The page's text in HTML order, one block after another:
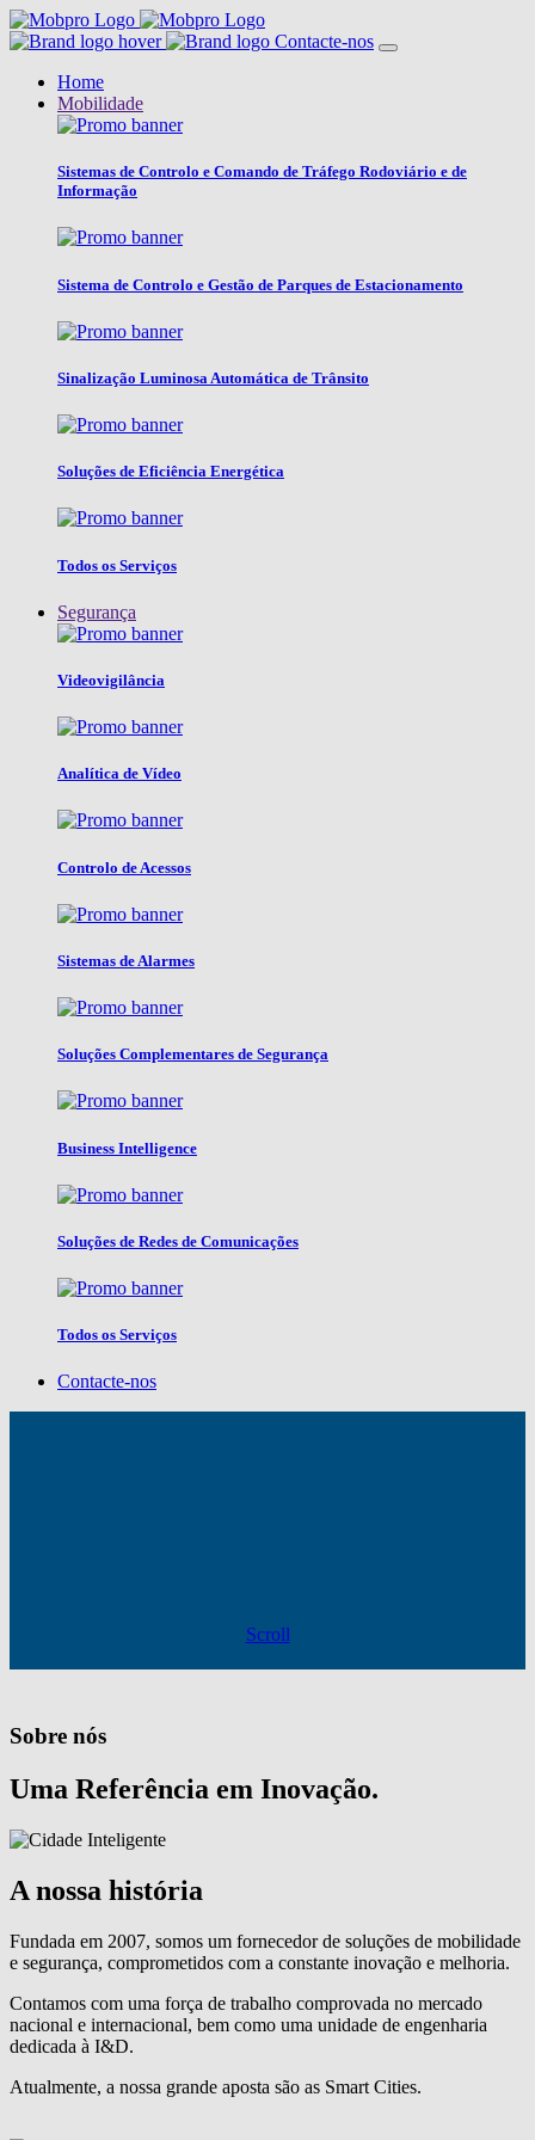
Contacte-nos
Home
Mobilidade
Sistemas de Controlo e Comando de Tráfego Rodoviário e de
Informação
Sistema de Controlo e Gestão de Parques de Estacionamento
Sinalização Luminosa Automática de Trânsito
Soluções de Eficiência Energética
Todos os Serviços
Segurança
Videovigilância
Analítica de Vídeo
Controlo de Acessos
Sistemas de Alarmes
Soluções Complementares de Segurança
Business Intelligence
Soluções de Redes de Comunicações
Todos os Serviços
Contacte-nos
Scroll
Sobre nós
Uma Referência em Inovação.
A nossa história
Fundada em 2007, somos um fornecedor de soluções de mobilidade
e segurança, comprometidos com a constante inovação e melhoria.
Contamos com uma força de trabalho comprovada no mercado
nacional e internacional, bem como uma unidade de engenharia
dedicada à I&D.
Atualmente, a nossa grande aposta são as Smart Cities.